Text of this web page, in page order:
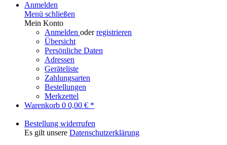
Anmelden
Menü schließen
Mein Konto
Anmelden oderregistrieren
Übersicht
Persönliche Daten
Adressen
Geräteliste
Zahlungsarten
Bestellungen
Merkzettel
Warenkorb 0 0,00 € *
Bestellung widerrufen
Es gilt unsere Datenschutzerklärung